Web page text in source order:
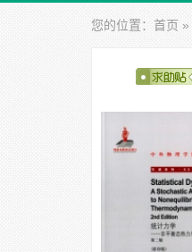
您的位置： 首页 »